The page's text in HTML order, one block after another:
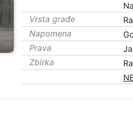
Vrsta građe
Napomena
Prava
Zbirka